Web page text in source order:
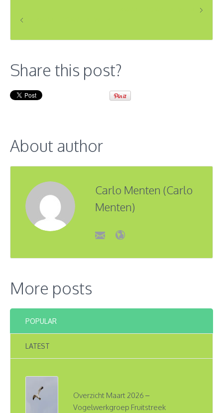
Share this post?
About author
Carlo Menten (Carlo
Menten)
More posts
POPULAR
LATEST
Overzicht Maart 2026 –
Vogelwerkgroep Fruitstreek